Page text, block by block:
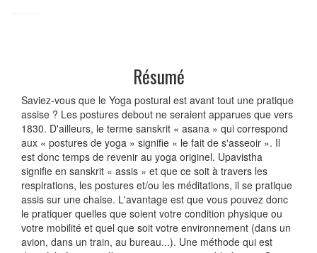
Résumé
Saviez-vous que le Yoga postural est avant tout une pratique
assise ? Les postures debout ne seraient apparues que vers
1830. D'ailleurs, le terme sanskrit « asana » qui correspond
aux « postures de yoga » signifie « le fait de s'asseoir ». Il
est donc temps de revenir au yoga originel. Upavistha
signifie en sanskrit « assis » et que ce soit à travers les
respirations, les postures et/ou les méditations, il se pratique
assis sur une chaise. L'avantage est que vous pouvez donc
le pratiquer quelles que soient votre condition physique ou
votre mobilité et quel que soit votre environnement (dans un
avion, dans un train, au bureau...). Une méthode qui est